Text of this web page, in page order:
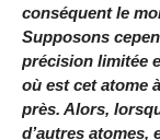
conséquent le
Supposons
précision limitée
où est cet atome
près. Alors,
d’autres atomes,